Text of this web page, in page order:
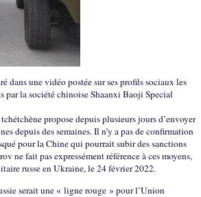
dans une vidéo postée sur ses profils sociaux les
par la société chinoise Shaanxi Baoji Special
propose depuis plusieurs jours d’envoyer
depuis des semaines. Il n’y a pas de confirmation
pour la Chine qui pourrait subir des sanctions
ne fait pas expressément référence à ces moyens,
russe en Ukraine, le 24 février 2022.
serait une « ligne rouge » pour l’Union